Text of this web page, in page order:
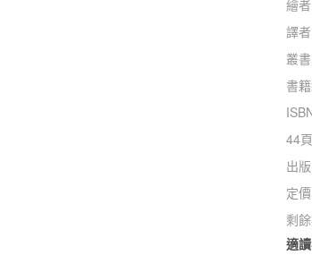
繪者
譯者
叢
書
44
出
定
剩
適